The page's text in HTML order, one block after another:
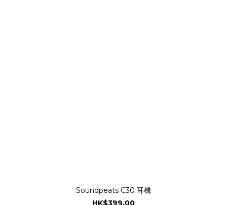
Soundpeats C30 耳機
HK$399.00